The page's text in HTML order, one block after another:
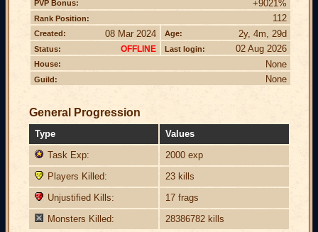
PVP Bonus: +9021%
Rank Position: 112
Created: 08 Mar 2024 Age: 2y, 4m, 29d
Status: OFFLINE Last login: 02 Aug 2026
House: None
Guild: None
General Progression
Type
Values
Task Exp:
2000 exp
Players Killed:
23 kills
Unjustified Kills:
17 frags
Monsters Killed:
28386782 kills